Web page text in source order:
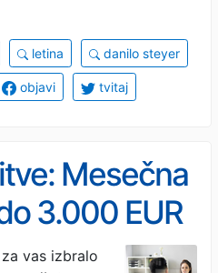
letina danilo steyer
objavi tvitaj
Mesečna
3.000 EUR
vas izbralo